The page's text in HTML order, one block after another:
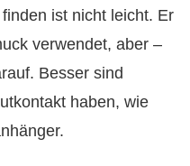
ist nicht leicht. Er
verwendet, aber –
Besser sind
haben, wie